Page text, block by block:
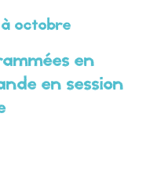
octobre
en
en session